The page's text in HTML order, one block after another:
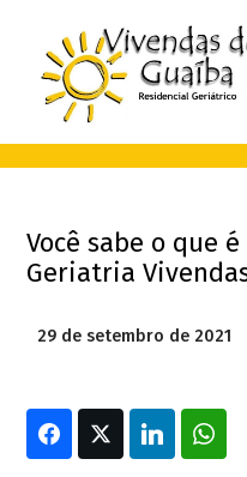
Você sabe o que
Geriatria
29 de setembro de 2021